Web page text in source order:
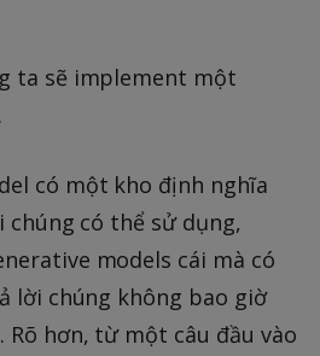
ta sẽ implement một
có một kho định nghĩa
có thể sử dụng,
models cái mà có
lời chúng không bao giờ
hơn, từ một câu đầu vào